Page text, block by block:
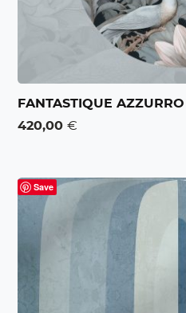
FANTASTIQUE AZZURRO
420,00€
Save